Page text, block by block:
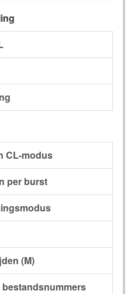
CL-modus
per burst
(M)